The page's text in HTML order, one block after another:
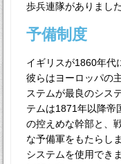
歩兵連隊がありました
予備制度
イギリスが1860年代
彼らはヨーロッパの
ステムが最良のシス
テムは1871年以降帝
の控えめな幹部と、
な予備軍をもたらし
システムを使用でき